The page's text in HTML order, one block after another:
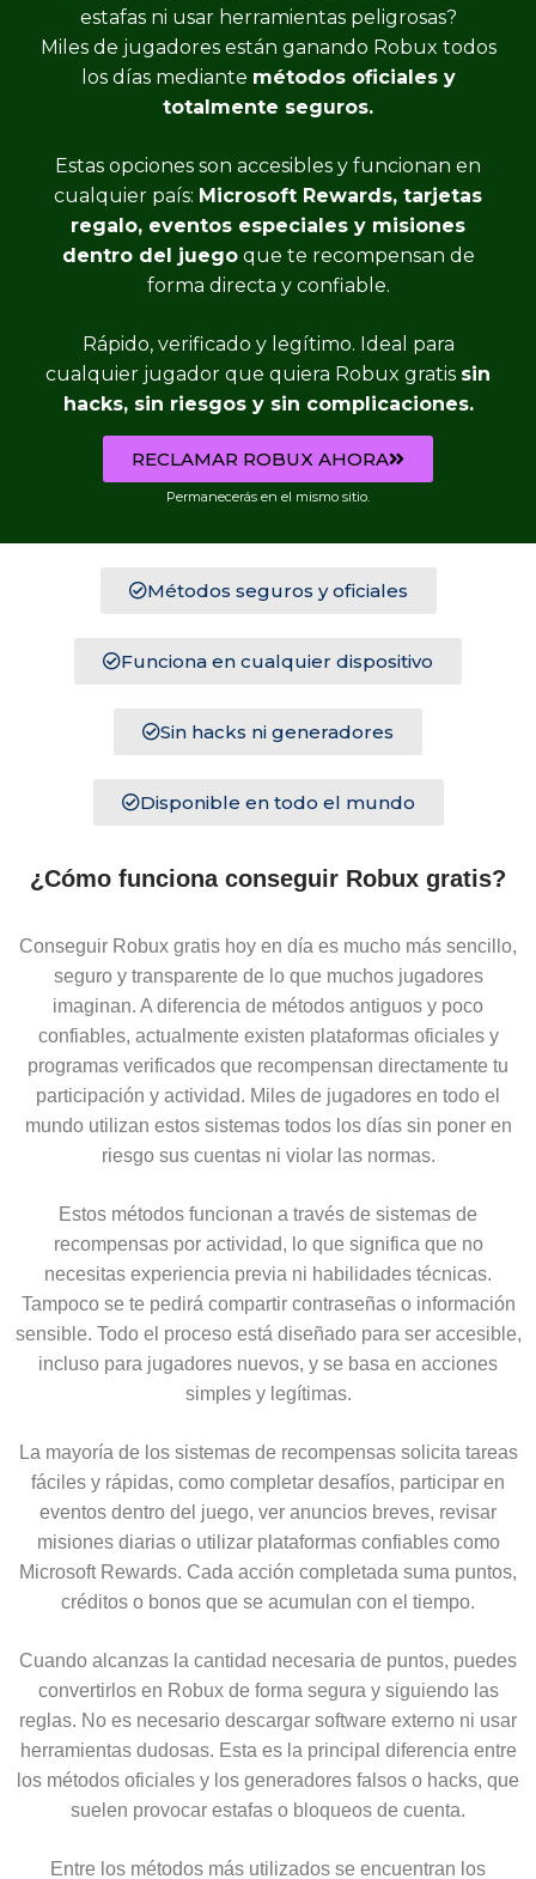
estafas ni usar herramientas peligrosas?
Miles de jugadores están ganando Robux todos
los días mediante métodos oficiales y
totalmente seguros.
Estas opciones son accesibles y funcionan en
cualquier país: Microsoft Rewards, tarjetas
regalo, eventos especiales y misiones
dentro del juegoque te recompensan de
forma directa y confiable.
Rápido, verificado y legítimo. Ideal para
cualquier jugador que quiera Robux gratis sin
hacks, sin riesgos y sin complicaciones.
RECLAMAR ROBUX AHORA
Permanecerás en el mismo sitio.
Métodos seguros y oficiales
Funciona en cualquier dispositivo
Sin hacks ni generadores
Disponible en todo el mundo
¿Cómo funciona conseguir Robux gratis?
Conseguir Robux gratis hoy en día es mucho más sencillo,
seguro y transparente de lo que muchos jugadores
imaginan. A diferencia de métodos antiguos y poco
confiables, actualmente existen plataformas oficiales y
programas verificados que recompensan directamente tu
participación y actividad. Miles de jugadores en todo el
mundo utilizan estos sistemas todos los días sin poner en
riesgo sus cuentas ni violar las normas.
Estos métodos funcionan a través de sistemas de
recompensas por actividad, lo que significa que no
necesitas experiencia previa ni habilidades técnicas.
Tampoco se te pedirá compartir contraseñas o información
sensible. Todo el proceso está diseñado para ser accesible,
incluso para jugadores nuevos, y se basa en acciones
simples y legítimas.
La mayoría de los sistemas de recompensas solicita tareas
fáciles y rápidas, como completar desafíos, participar en
eventos dentro del juego, ver anuncios breves, revisar
misiones diarias o utilizar plataformas confiables como
Microsoft Rewards. Cada acción completada suma puntos,
créditos o bonos que se acumulan con el tiempo.
Cuando alcanzas la cantidad necesaria de puntos, puedes
convertirlos en Robux de forma segura y siguiendo las
reglas. No es necesario descargar software externo ni usar
herramientas dudosas. Esta es la principal diferencia entre
los métodos oficiales y los generadores falsos o hacks, que
suelen provocar estafas o bloqueos de cuenta.
Entre los métodos más utilizados se encuentran los